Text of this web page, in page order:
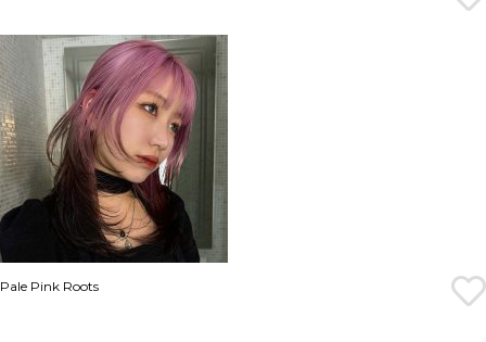
Pale Pink Roots